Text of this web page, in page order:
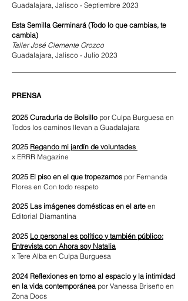
Guadalajara, Jalisco - Septiembre 2023
Esta Semilla Germinará (Todo lo que cambias, te
cambia)
Taller José Clemente Orozco
Guadalajara, Jalisco - Julio 2023
PRENSA
2025 Curaduría de Bolsillo por Culpa Burguesa en
Todos los caminos llevan a Guadalajara
2025 Regando mi jardín de voluntades
x ERRR Magazine
2025 El piso en el que tropezamos por Fernanda
Flores en Con todo respeto
2025 Las imágenes domésticas en el arte en
Editorial Diamantina
2025 Lo personal es político y también público:
Entrevista con Ahora soy Natalia
x Tere Alba en Culpa Burguesa
2024 ​ Reflexiones en torno al espacio y la intimidad
en la vida contemporánea por Vanessa Briseño en
Zona Docs